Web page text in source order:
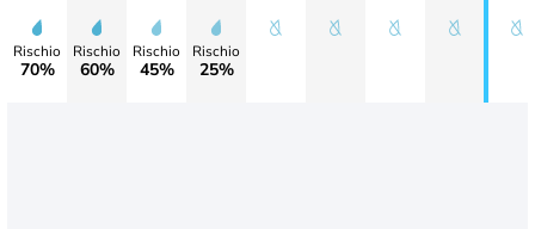
Rischio
70%
Rischio
60%
Rischio
45%
Rischio
25%